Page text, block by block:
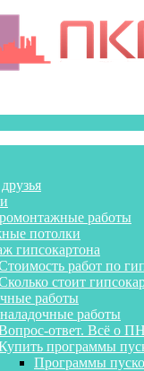
работы
потолки
гипсокартона
работ по
стоит
работы
работы
ответ. Всё о
программы
Программы